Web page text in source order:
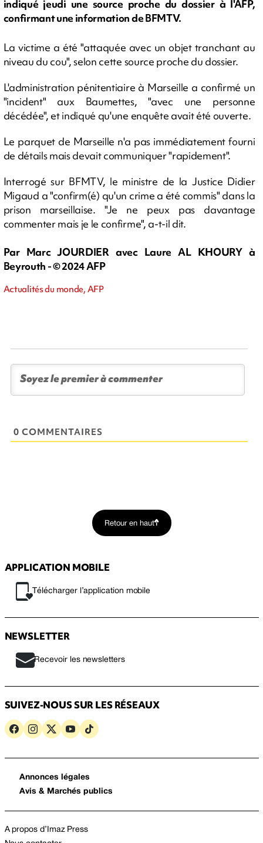
indiqué jeudi une source proche du dossier à l'AFP,
confirmant une information de BFMTV.
La victime a été "attaquée avec un objet tranchant au
niveau du cou", selon cette source proche du dossier.
L'administration pénitentiaire à Marseille a confirmé un
"incident" aux Baumettes, "avec une personne
décédée", et indiqué qu'une enquête avait été ouverte.
Le parquet de Marseille n'a pas immédiatement fourni
de détails mais devait communiquer "rapidement".
Interrogé sur BFMTV, le ministre de la Justice Didier
Migaud a "confirm(é) qu'un crime a été commis" dans la
prison marseillaise. "Je ne peux pas davantage
commenter mais je le confirme", a-t-il dit.
Par Marc JOURDIER avec Laure AL KHOURY à
Beyrouth - © 2024 AFP
Actualités du monde, AFP
0 COMMENTAIRES
Retour en haut
APPLICATION MOBILE
Télécharger l’application mobile
NEWSLETTER
Recevoir les newsletters
SUIVEZ-NOUS SUR LES RÉSEAUX
Annonces légales
Avis & Marchés publics
A propos d’Imaz Press